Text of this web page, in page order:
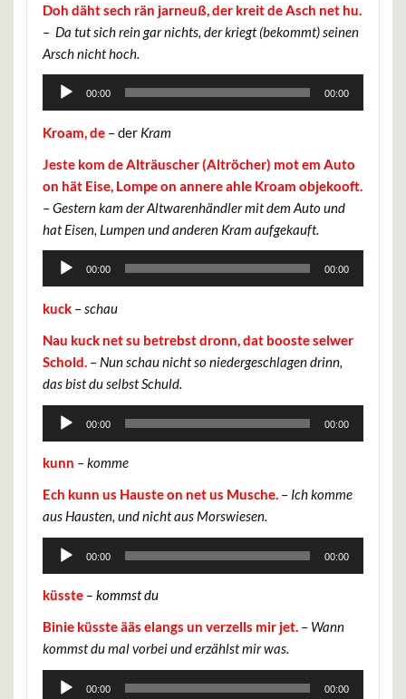
Doh däht sech rän jarneuß, der kreit de Asch net hu.
– Da tut sich rein gar nichts, der kriegt (bekommt) seinen
Arsch nicht hoch.
Audio-
00:00 00:00
Kroam, de – der Kram
Jeste kom de Alträuscher (Altröcher) mot em Auto
on hät Eise, Lompe on annere ahle Kroam objekooft.
–Gestern kam der Altwarenhändler mit dem Auto und
hat Eisen, Lumpen und anderen Kram aufgekauft.
Audio-
00:00 00:00
kuck–schau
Nau kuck net su betrebst dronn, dat booste selwer
Schold. – Nun schau nicht so niedergeschlagen drinn,
das bist du selbst Schuld.
Audio-
00:00 00:00
kunn –komme
Ech kunn us Hauste on net us Musche. – Ich komme
aus Hausten, und nicht aus Morswiesen.
Audio-
00:00 00:00
küsste – kommst du
Binie küsste ääs elangs un verzells mir jet. – Wann
kommst du mal vorbei und erzählst mir was.
Audio-
00:00 00:00